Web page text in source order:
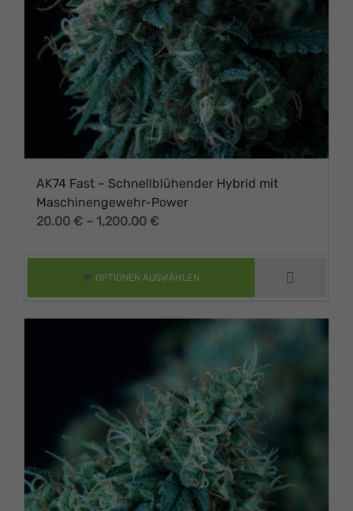
AK74 Fast – Schnellblühender Hybrid mit
Maschinengewehr-Power
20.00 € – 1,200.00 €Preisspanne:
bis
1,200.00 €
OPTIONEN AUSWÄHLEN
DIESES PRODUKT
VARIANTEN AUF.
KÖNNEN AUF DER
PRODUKTSEITE